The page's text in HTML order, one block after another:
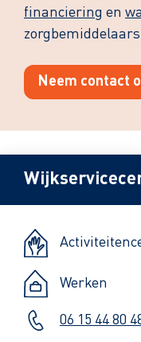
financiering en
Neem contact
Werken
06 15 44 80